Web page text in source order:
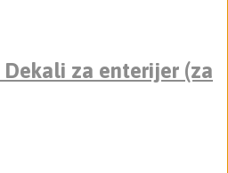
Dekali za enterijer (za